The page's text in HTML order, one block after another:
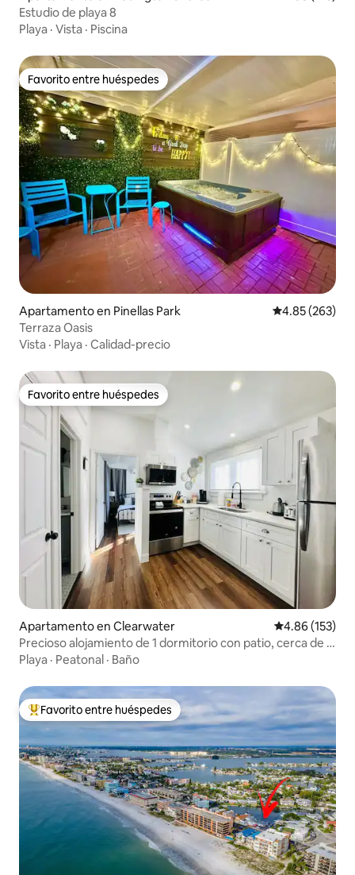
Estudio de playa 8
Playa · Vista · Piscina
Favorito entre huéspedes
Favorito entre huéspedes
Apartamento en Pinellas Park Calificación
4.85 (263)
Terraza Oasis
Vista · Playa · Calidad-precio
Favorito entre huéspedes
Favorito entre huéspedes
Apartamento en Clearwater Calificación
4.86 (153)
Precioso alojamiento de 1 dormitorio con patio, cerca de la
playa
Playa · Peatonal · Baño
Favorito entre huéspedes preferido
Favorito entre huéspedes